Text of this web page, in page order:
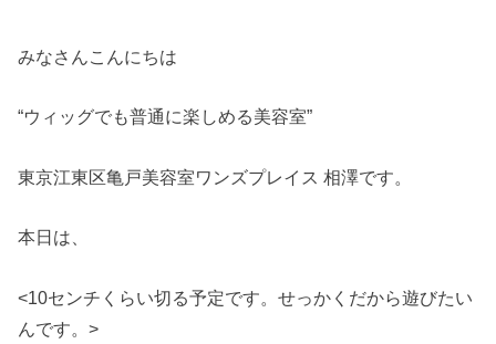
みなさんこんにちは
“ウィッグでも普通に楽しめる美容室”
東京江東区亀戸美容室ワンズプレイス 相澤です。
本日は、
<10センチくらい切る予定です。せっかくだから遊びたい
んです。>